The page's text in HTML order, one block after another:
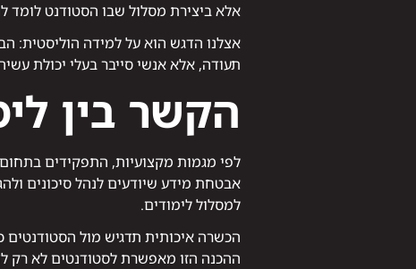
אלא ביצירת מסלול שבו הסטודנט לומד
אצלנו הדגש הוא על למידה הוליסטית:
תעודה, אלא אנשי סייבר בעלי יכולת
הקשר בין
לפי מגמות מקצועיות, התפקידים
אבטחת מידע שיודעים לנהל סיכונים
למסלול לימודים.
הכשרה איכותית תדגיש מול הסטודנטים
ההכנה הזו מאפשרת לסטודנטים לא רק